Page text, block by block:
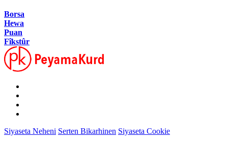
Borsa
Hewa
Puan
Fîkstûr
Siyaseta Neheni Serten Bikarhinen Siyaseta Cookie